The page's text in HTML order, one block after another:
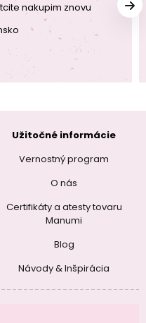
nakupim znovu
Užitočné informácie
Vernostný program
O nás
Certifikáty a atesty tovaru
Manumi
Blog
Návody & Inšpirácia